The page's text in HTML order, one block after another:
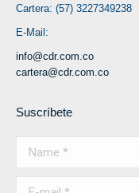
Cartera: (57) 3227349238
E-Mail:
info@cdr.com.co
cartera@cdr.com.co
Suscríbete